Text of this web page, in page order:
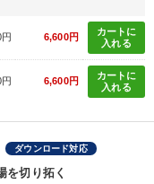
業のDXと講話ご案内
リーズ
6,600円
カートに
入れる
6,600円
カートに
入れる
ダウンロード対応
を切り拓く